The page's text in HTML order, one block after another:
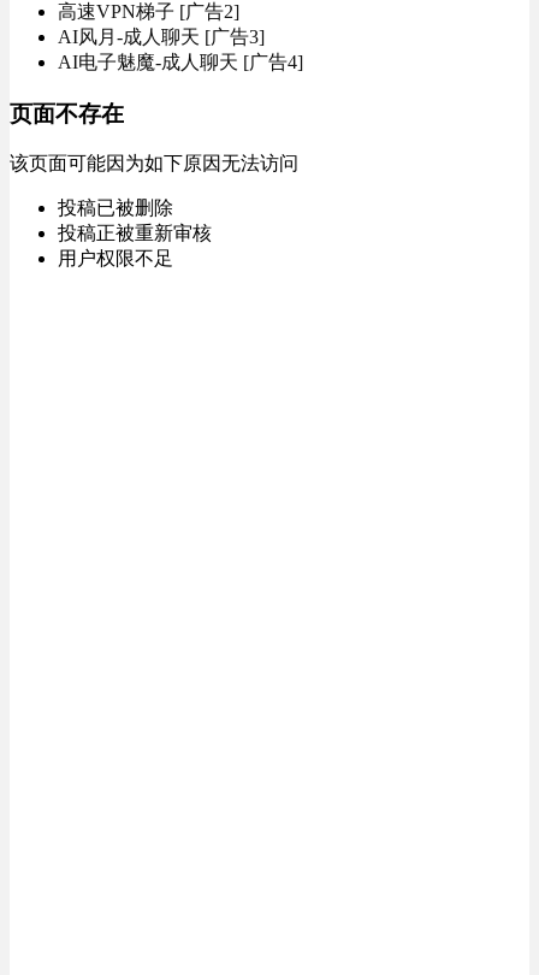
高速VPN梯子 [广告2]
AI风月-成人聊天 [广告3]
AI电子魅魔-成人聊天 [广告4]
页面不存在
该页面可能因为如下原因无法访问
投稿已被删除
投稿正被重新审核
用户权限不足